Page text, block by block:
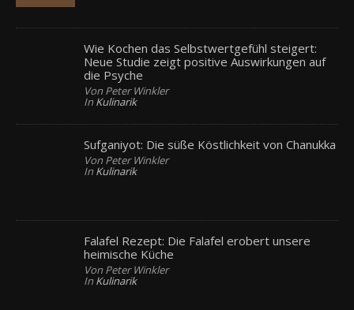
Wie Kochen das Selbstwertgefühl steigert:
Neue Studie zeigt positive Auswirkungen auf
die Psyche
Von Peter Winkler
In Kulinarik
Sufganiyot: Die süße Köstlichkeit von Chanukka
Von Peter Winkler
In Kulinarik
Falafel Rezept: Die Falafel erobert unsere
heimische Küche
Von Peter Winkler
In Kulinarik